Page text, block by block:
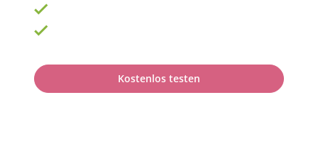
Kostenlos testen